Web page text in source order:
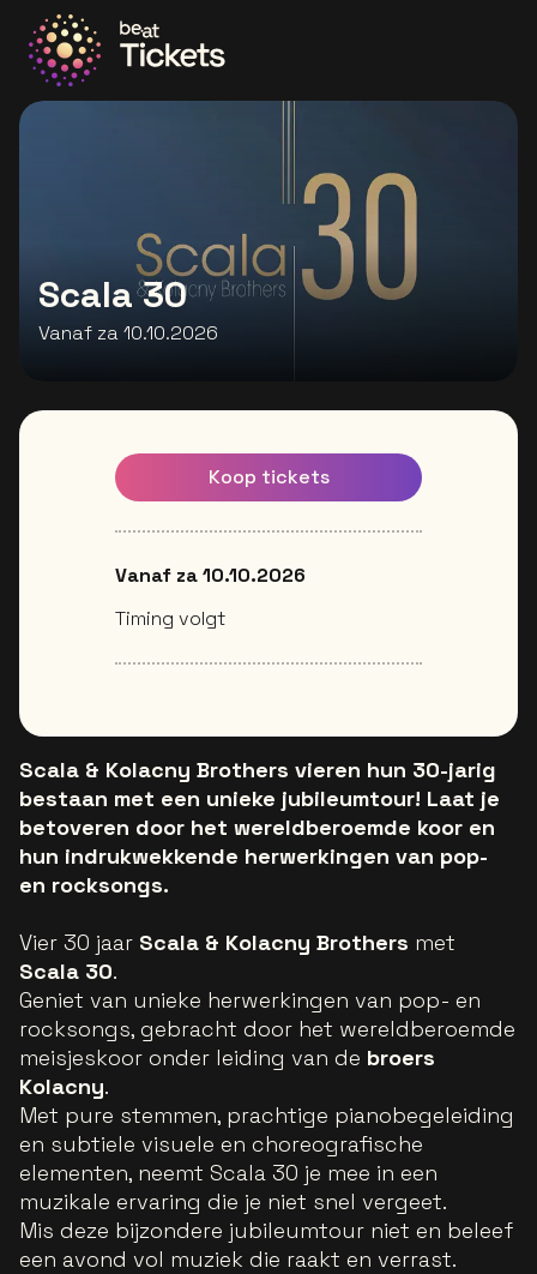
Ga naar de homepage
Scala 30
Vanaf za 10.10.2026
Scala & Kolacny Brothers vieren hun 30-jarig
bestaan met een unieke jubileumtour! Laat je
betoveren door het wereldberoemde koor en
hun indrukwekkende herwerkingen van pop-
en rocksongs.
Vier 30 jaar Scala & Kolacny Brothers met
Scala 30.
Geniet van unieke herwerkingen van pop- en
rocksongs, gebracht door het wereldberoemde
meisjeskoor onder leiding van de broers
Kolacny.
Met pure stemmen, prachtige pianobegeleiding
en subtiele visuele en choreografische
elementen, neemt Scala 30 je mee in een
muzikale ervaring die je niet snel vergeet.
Mis deze bijzondere jubileumtour niet en beleef
een avond vol muziek die raakt en verrast.
Koop tickets
Vanaf za 10.10.2026
Timing volgt